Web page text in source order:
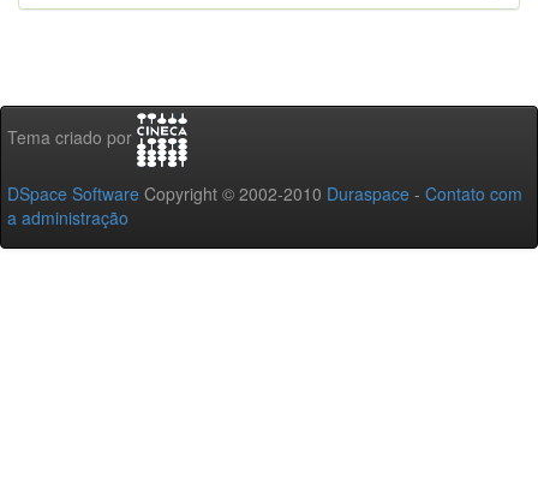
Tema criado por
DSpace Software Copyright © 2002-2010 Duraspace - Contato com
a administração